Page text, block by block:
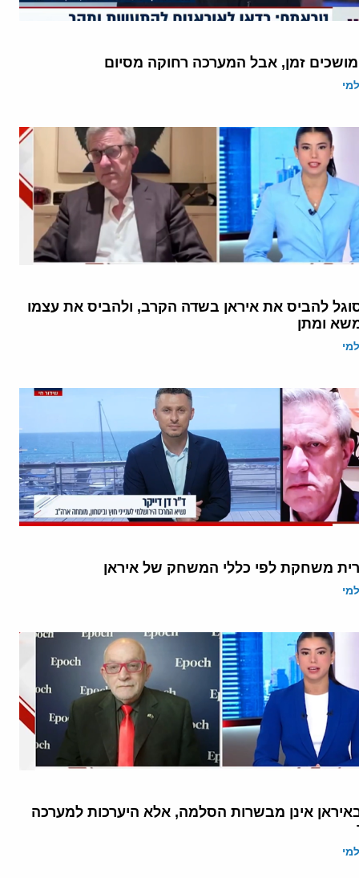
זמן, אבל המערכה רחוקה מסיום
להביס את איראן בשדה הקרב, ולהביס את עצמו
ומתן
משחקת לפי כללי המשחק של איראן
אינן מבשרות הסלמה, אלא היערכות למערכה